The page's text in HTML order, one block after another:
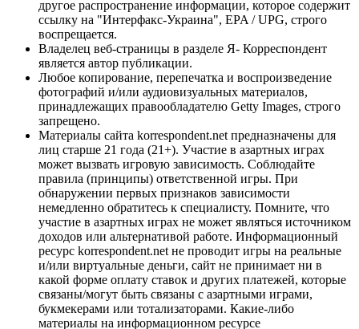
другое распространение информации, которое содержит
ссылку на "Интерфакс-Украина", EPA / UPG, строго
воспрещается.
Владелец веб-страницы в разделе Я- Корреспондент
является автор публикации.
Любое копирование, перепечатка и воспроизведение
фотографий и/или аудиовизуальных материалов,
принадлежащих правообладателю Getty Images, строго
запрещено.
Материалы сайта korrespondent.net предназначены для
лиц старше 21 года (21+). Участие в азартных играх
может вызвать игровую зависимость. Соблюдайте
правила (принципы) ответственной игры. При
обнаружении первых признаков зависимости
немедленно обратитесь к специалисту. Помните, что
участие в азартных играх не может являться источником
доходов или альтернативой работе. Информационный
ресурс korrespondent.net не проводит игры на реальные
и/или виртуальные деньги, сайт не принимает ни в
какой форме оплату ставок и других платежей, которые
связаны/могут быть связаны с азартными играми,
букмекерами или тотализаторами. Какие-либо
материалы на информационном ресурсе